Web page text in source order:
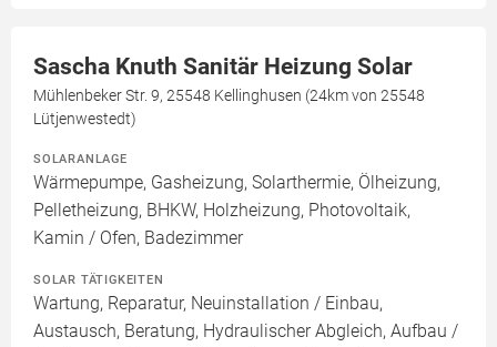
Sascha Knuth Sanitär Heizung Solar
Mühlenbeker Str. 9, 25548 Kellinghusen (24km von 25548
Lütjenwestedt)
SOLARANLAGE
Wärmepumpe, Gasheizung, Solarthermie, Ölheizung,
Pelletheizung, BHKW, Holzheizung, Photovoltaik,
Kamin / Ofen, Badezimmer
SOLAR TÄTIGKEITEN
Wartung, Reparatur, Neuinstallation / Einbau,
Austausch, Beratung, Hydraulischer Abgleich, Aufbau /